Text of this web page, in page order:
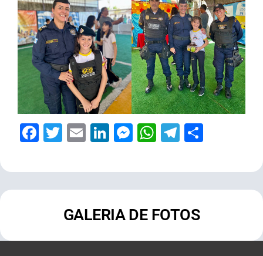
Facebook
Twitter
EmailLinkedIn
Messenger
WhatsApp
Telegram
GALERIA DE FOTOS